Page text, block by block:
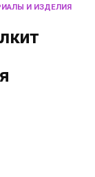
И ИЗДЕЛИЯ